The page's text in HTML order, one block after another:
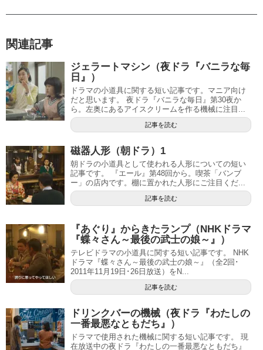
関連記事
ジェラートマシン（夜ドラ『バニラな毎
日』）
ドラマの小道具に関する短い記事です。マニア向け
だと思います。 夜ドラ『バニラな毎日』第30夜か
ら。左奥にあるアイスクリームを作る機械に注目...
記事を読む
磁器人形（朝ドラ）1
朝ドラの小道具として使われる人形についての短い
記事です。 『エール』第48回から。喫茶「バンブ
ー」の店内です。棚に置かれた人形にご注目くだ...
記事を読む
『あぐり』からきたランプ（NHKドラマ
『蝶々さん～最後の武士の娘～』）
テレビドラマの小道具に関する短い記事です。 NHK
ドラマ『蝶々さん～最後の武士の娘～』（全2回･
2011年11月19日･26日放送）をN...
記事を読む
ドリンクバーの機械（夜ドラ『わたしの
一番最悪なともだち』）
ドラマで使用された機械に関する短い記事です。 現
在放送中の夜ドラ『わたしの一番最悪なともだち』